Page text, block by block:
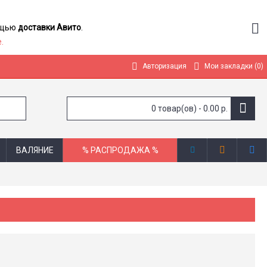
доставки Авито.
Авторизация Мои закладки (0)
0 товар(ов) - 0.00 р.
ВАЛЯНИЕ % РАСПРОДАЖА %